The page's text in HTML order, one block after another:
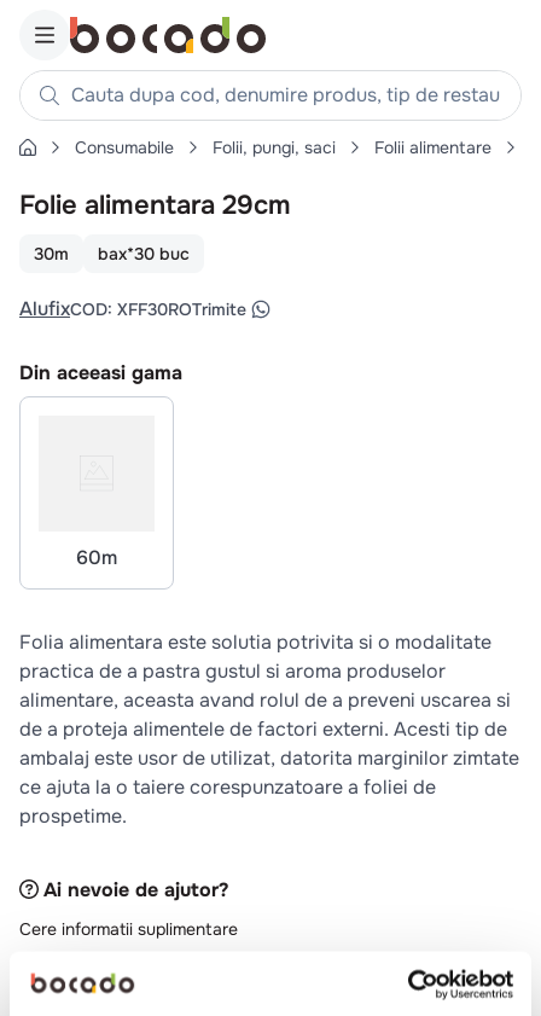
Cauta dupa cod, denumire produs, tip de restaurant,
Căutări populare
1. cartofi
. piept pui
4. chifle
5 .
6. coaste
pizza
Consumabile Folii, pungi, saci Folii alimentare
Folie alimentara 29cm
30m bax*30 buc
AlufixCOD: XFF30ROTrimite
Din aceeasi gama
60m
Folia alimentara este solutia potrivita si o modalitate
practica de a pastra gustul si aroma produselor
alimentare, aceasta avand rolul de a preveni uscarea si
de a proteja alimentele de factori externi. Acesti tip de
ambalaj este usor de utilizat, datorita marginilor zimtate
ce ajuta la o taiere corespunzatoare a foliei de
prospetime.
Ai nevoie de ajutor?
Cere informatii suplimentare
Raporteaza descriere gresita